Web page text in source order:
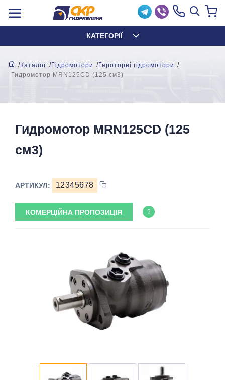
КАТЕГОРІЇ
Каталог Гідромотори
Героторні гідромотори
Гидромотор MRN125CD (125 см3)
Гидромотор MRN125CD (125
см3)
АРТИКУЛ: 12345678
КОМЕРЦІЙНА ПРОПОЗИЦІЯ ?